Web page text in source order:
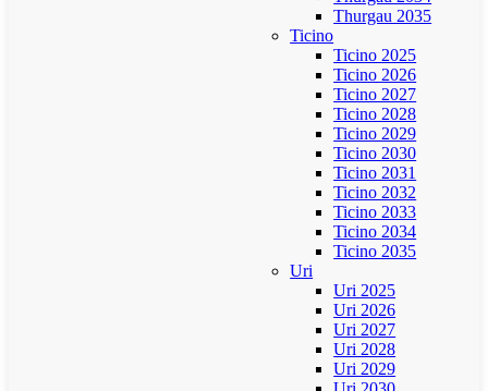
Thurgau 2035
Ticino
Ticino 2025
Ticino 2026
Ticino 2027
Ticino 2028
Ticino 2029
Ticino 2030
Ticino 2031
Ticino 2032
Ticino 2033
Ticino 2034
Ticino 2035
Uri
Uri 2025
Uri 2026
Uri 2027
Uri 2028
Uri 2029